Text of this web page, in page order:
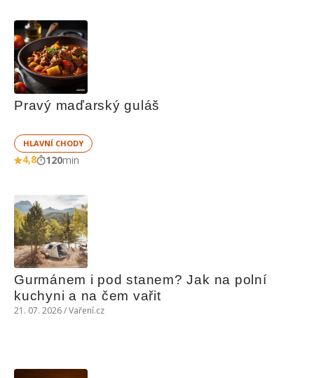
Pravý maďarský guláš
HLAVNÍ CHODY
4,8 120min
Gurmánem i pod stanem? Jak na polní
kuchyni a na čem vařit
21. 07. 2026 / Vaření.cz